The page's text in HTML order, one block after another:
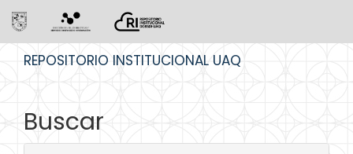
REPOSITORIO INSTITUCIONAL UAQ
Buscar